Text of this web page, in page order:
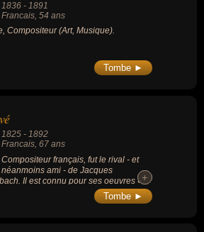
1836 - 1891
Francais, 54 ans
Compositeur (Art, Musique).
Tombe ►
1825 - 1892
Francais , 67 ans
Compositeur français, fut le rival - et
néanmoins ami - de Jacques
Il est connu pour ses oeuvres «
» (1868), « Le Petit Faust » (1869)
« Mam'zelle Nitouche » (1883).
+
+
Tombe ►